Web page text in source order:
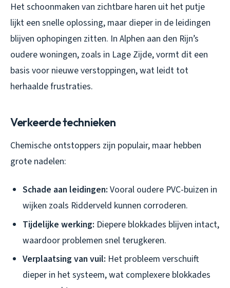
Het schoonmaken van zichtbare haren uit het putje
lijkt een snelle oplossing, maar dieper in de leidingen
blijven ophopingen zitten. In Alphen aan den Rijn’s
oudere woningen, zoals in Lage Zijde, vormt dit een
basis voor nieuwe verstoppingen, wat leidt tot
herhaalde frustraties.
Verkeerde technieken
Chemische ontstoppers zijn populair, maar hebben
grote nadelen:
Schade aan leidingen: Vooral oudere PVC-buizen in
wijken zoals Ridderveld kunnen corroderen.
Tijdelijke werking: Diepere blokkades blijven intact,
waardoor problemen snel terugkeren.
Verplaatsing van vuil: Het probleem verschuift
dieper in het systeem, wat complexere blokkades